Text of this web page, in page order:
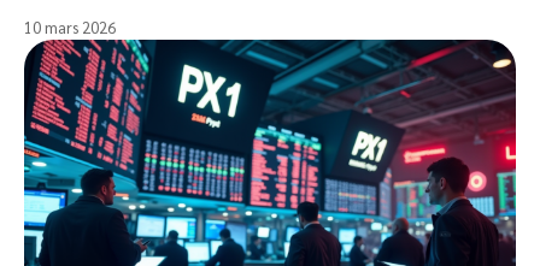
10 mars 2026